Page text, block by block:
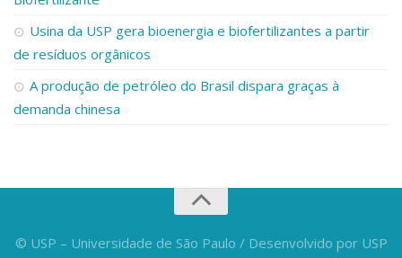
Usina da USP gera bioenergia e biofertilizantes a partir
de resíduos orgânicos
A produção de petróleo do Brasil dispara graças à
demanda chinesa
© USP – Universidade de São Paulo / Desenvolvido por USP